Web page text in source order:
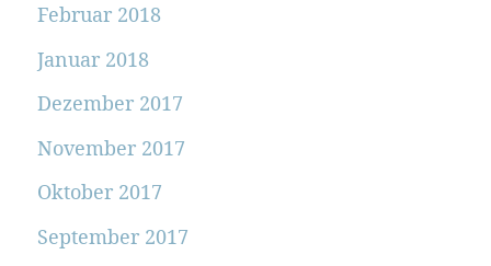
Februar 2018
Januar 2018
Dezember 2017
November 2017
Oktober 2017
September 2017